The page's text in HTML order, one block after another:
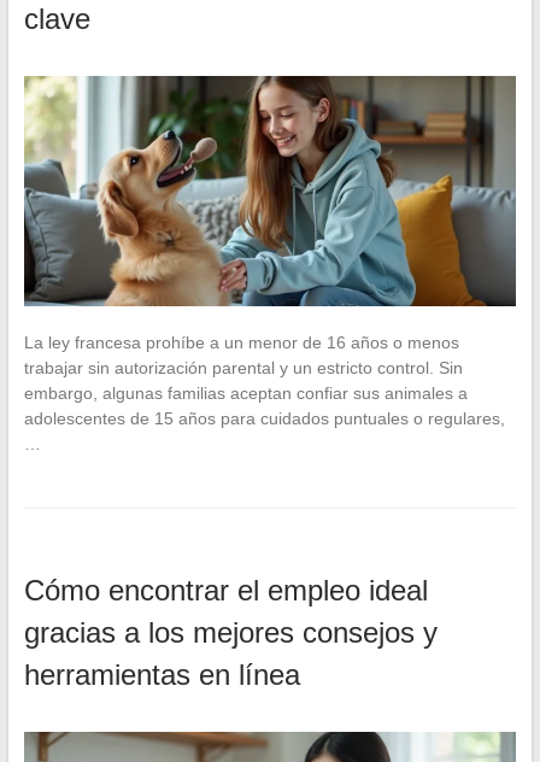
clave
La ley francesa prohíbe a un menor de 16 años o menos
trabajar sin autorización parental y un estricto control. Sin
embargo, algunas familias aceptan confiar sus animales a
adolescentes de 15 años para cuidados puntuales o regulares,
Cómo encontrar el empleo ideal
gracias a los mejores consejos y
herramientas en línea